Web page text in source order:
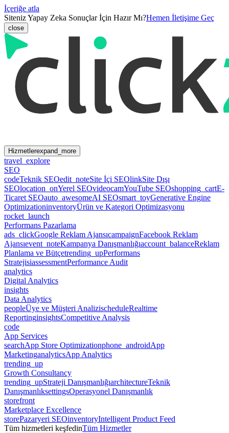
İçeriğe atla
Siteniz Yapay Zeka Sonuçlar İçin Hazır Mı?Hemen İletişime Geç
close
Hizmetlerexpand_more
travel_explore
SEO
codeTeknik SEOedit_noteSite İçi SEOlinkSite Dışı
SEOlocation_onYerel SEOvideocamYouTube SEOshopping_cartE-
Ticaret SEOauto_awesomeAI SEOsmart_toyGenerative Engine
OptimizationinventoryÜrün ve Kategori Optimizasyonu
rocket_launch
Performans Pazarlama
ads_clickGoogle Reklam AjansıcampaignFacebook Reklam
Ajansıevent_noteKampanya Danışmanlığıaccount_balanceReklam
Planlama ve Bütçetrending_upPerformans
StratejisiassessmentPerformance Audit
analytics
Digital Analytics
insights
Data Analytics
peopleÜye ve Müşteri AnalizischeduleRealtime
ReportinginsightsCompetitive Analysis
code
App Services
searchApp Store Optimizationphone_androidApp
MarketinganalyticsApp Analytics
trending_up
Growth Consultancy
trending_upStrateji DanışmanlığıarchitectureTeknik
DanışmanlıksettingsOperasyonel Danışmanlık
storefront
Marketplace Excellence
storePazaryeri SEOinventoryIntelligent Product Feed
Tüm hizmetleri keşfedinTüm Hizmetler